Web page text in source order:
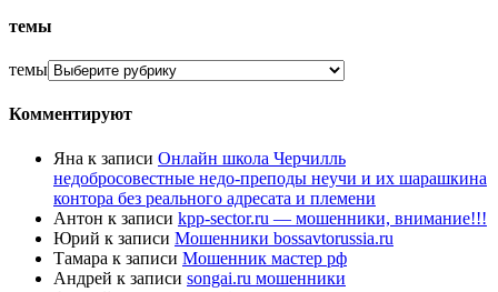
темы
темы
Комментируют
Яна к записи Онлайн школа Черчилль
недобросовестные недо-преподы неучи и их шарашкина
контора без реального адресата и племени
Антон к записи kpp-sector.ru — мошенники, внимание!!!
Юрий к записи Мошенники bossavtorussia.ru
Тамара к записи Мошенник мастер рф
Андрей к записи songai.ru мошенники